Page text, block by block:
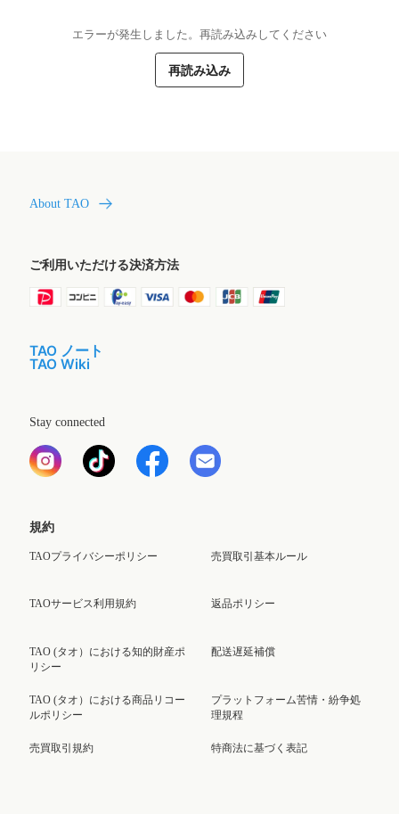
エラーが発生しました。再読み込みしてください
再読み込み
About TAO
ご利用いただける決済方法
TAO ノート
TAO Wiki
Stay connected
規約
TAOプライバシーポリシー
TAOサービス利用規約
TAO (タオ）における知的財産ポ
リシー
TAO (タオ）における商品リコー
ルポリシー
売買取引規約
売買取引基本ルール
返品ポリシー
配送遅延補償
プラットフォーム苦情・紛争処
理規程
特商法に基づく表記